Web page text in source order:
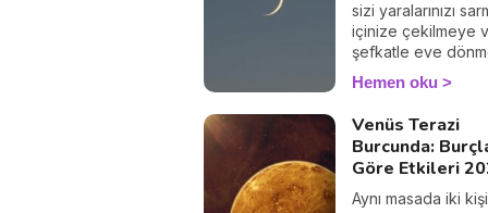
sizi yaralarınızı
içinize çekilmeye
şefkatle eve
davet etti. Kalbin
sessizce, perde
şimdi sahneye
zamanı! 12
yeni ayı, Aslan
20. derecesinde
Hemen oku
Venüs Terazi
Burcunda:
Göre Etkileri
Aynı masada iki